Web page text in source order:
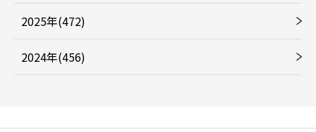
2025年(472)
2024年(456)